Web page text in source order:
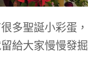
多聖誕小彩蛋，
給大家慢慢發掘